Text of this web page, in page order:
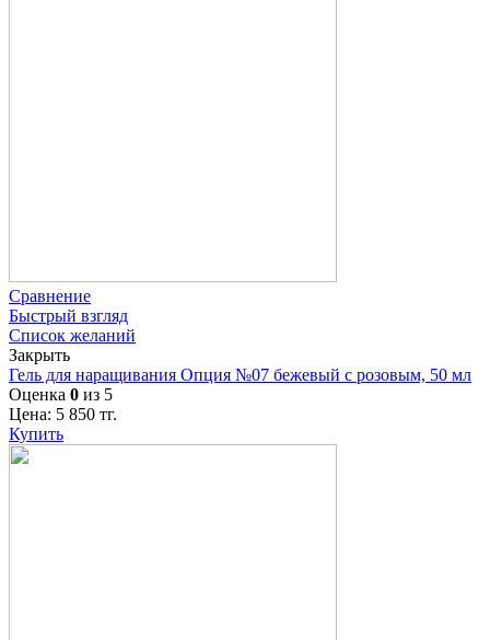
Сравнение
Быстрый взгляд
Список желаний
Закрыть
Гель для наращивания Опция №07 бежевый с розовым, 50 мл
Оценка 0 из 5
Цена: 5 850 тг.
Купить